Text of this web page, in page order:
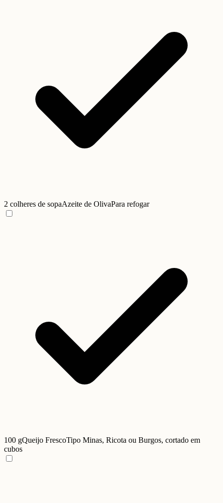
2 colheres de sopaAzeite de OlivaPara refogar
100 gQueijo FrescoTipo Minas, Ricota ou Burgos, cortado em
cubos